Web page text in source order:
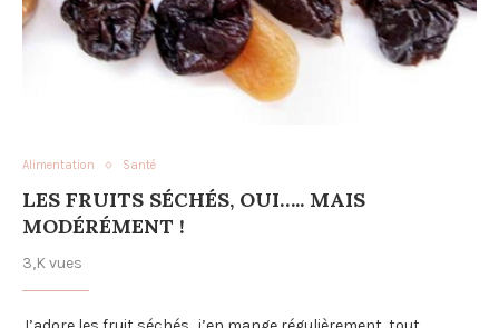
Alimentation Santé
LES FRUITS SÉCHÉS, OUI….. MAIS
MODÉRÉMENT !
3,K vues